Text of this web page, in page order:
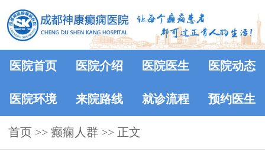
医院首页 医院介绍 医院医生 医院动态
医院环境 来院路线 就诊流程 预约医生
首页 >> 癫痫人群 >> 正文